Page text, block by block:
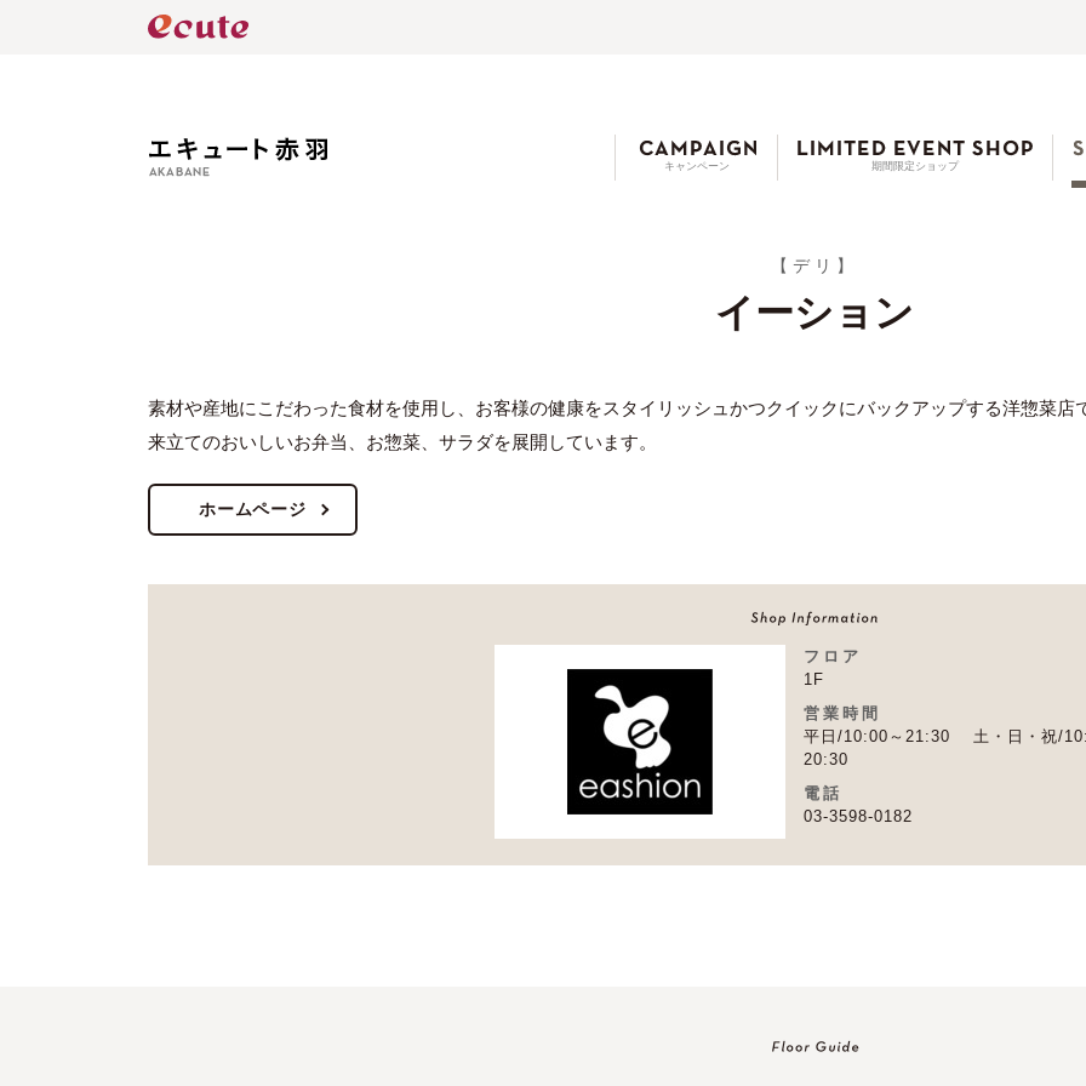
キャンペーン 期間限定ショップ
【デリ】
イーション
素材や産地にこだわった食材を使用し、お客様の健康をスタイリッシュかつクイックにバックアップする洋惣菜店
来立てのおいしいお弁当、お惣菜、サラダを展開しています。
ホームページ
フロア
1F
営業時間
平日/10:00～21:30 土・日・祝/
20:30
電話
03-3598-0182